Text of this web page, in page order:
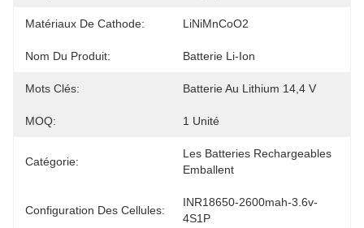
Matériaux De Cathode: LiNiMnCoO2
Nom Du Produit: Batterie Li-Ion
Mots Clés: Batterie Au Lithium 14,4 V
MOQ: 1 Unité
Catégorie:
Les Batteries Rechargeables
Emballent
Configuration Des Cellules:
INR18650-2600mah-3.6v-
4S1P